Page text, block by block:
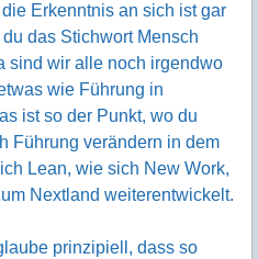
Erkenntnis an sich ist gar
das Stichwort Mensch
sind wir alle noch irgendwo
wie Führung in
ist so der Punkt, wo du
Führung verändern in dem
Lean, wie sich New Work,
Nextland weiterentwickelt.
prinzipiell, dass so